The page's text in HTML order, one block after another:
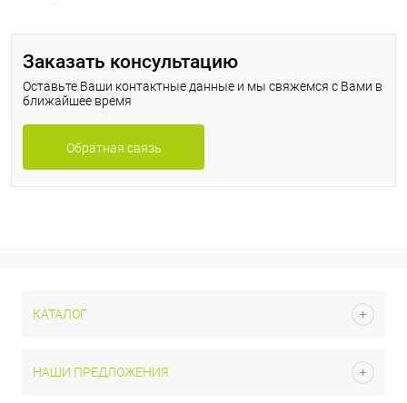
Заказать консультацию
Оставьте Ваши контактные данные и мы свяжемся с Вами в
ближайшее время
Обратная связь
КАТАЛОГ
НАШИ ПРЕДЛОЖЕНИЯ